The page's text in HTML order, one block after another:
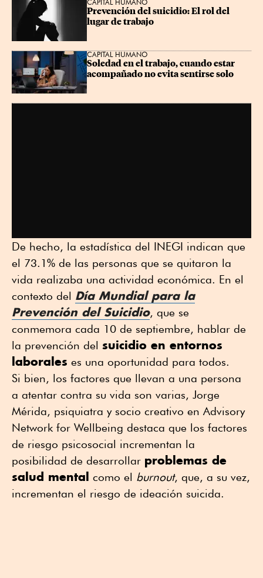
CAPITAL HUMANO
Prevención del suicidio: El rol del
lugar de trabajo
CAPITAL HUMANO
Soledad en el trabajo, cuando estar
acompañado no evita sentirse solo
De hecho, la estadística del INEGI indican que
el 73.1% de las personas que se quitaron la
vida realizaba una actividad económica. En el
contexto del Día Mundial para la
Prevención del Suicidio, que se
conmemora cada 10 de septiembre, hablar de
la prevención del suicidio en entornos
laborales es una oportunidad para todos.
Si bien, los factores que llevan a una persona
a atentar contra su vida son varias, Jorge
Mérida, psiquiatra y socio creativo en Advisory
Network for Wellbeing destaca que los factores
de riesgo psicosocial incrementan la
posibilidad de desarrollar problemas de
salud mental como el burnout, que, a su vez,
incrementan el riesgo de ideación suicida.